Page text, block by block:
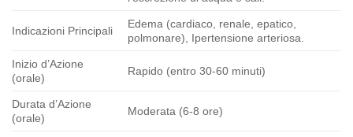
Indicazioni Principali
Edema (cardiaco, renale, epatico,
polmonare), Ipertensione arteriosa.
Inizio d’Azione
(orale)
Rapido (entro 30-60 minuti)
Durata d’Azione
(orale)
Moderata (6-8 ore)